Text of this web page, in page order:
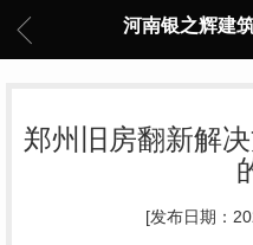
河南银之辉建
郑州旧房翻新解
[发布日期：